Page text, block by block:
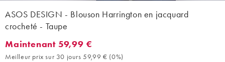
ASOS DESIGN - Blouson Harrington en jacquard
crocheté - Taupe
Maintenant 59,99 €. Meilleur prix sur 30 jours 59,99 € (0%).
Maintenant 59,99 €
Meilleur prix sur 30 jours 59,99 € (0%)